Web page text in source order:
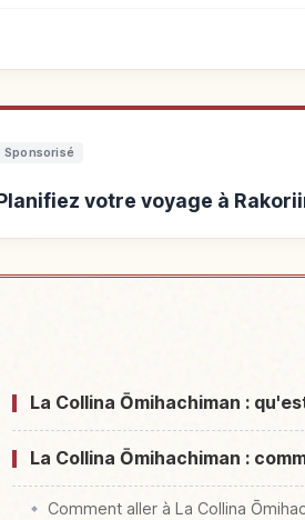
Sponsorisé
votre voyage à
La Collina Ōmihachiman :
La Collina Ōmihachiman :
Comment aller à La Collina